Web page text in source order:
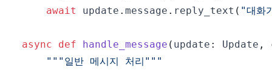
await
update . message . reply_text ( "대화
async def handle_message ( update : Update ,
"""일반 메시지 처리"""